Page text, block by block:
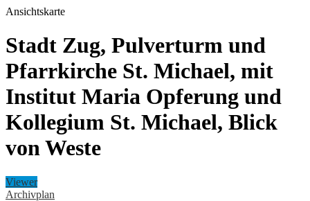
Ansichtskarte
Stadt Zug, Pulverturm und
Pfarrkirche St. Michael, mit
Institut Maria Opferung und
Kollegium St. Michael, Blick
von Weste
Viewer
Archivplan